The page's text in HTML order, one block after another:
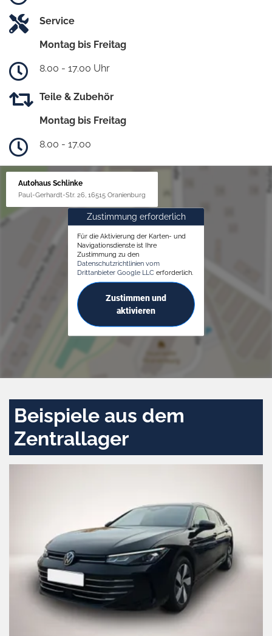
Service
Montag bis Freitag
8.00 - 17.00 Uhr
Teile & Zubehör
Montag bis Freitag
8.00 - 17.00
Autohaus Schlinke
Paul-Gerhardt-Str. 26, 16515 Oranienburg
Zustimmung erforderlich
Für die Aktivierung der Karten- und
Navigationsdienste ist Ihre
Zustimmung zu den
Datenschutzrichtlinien vom
Drittanbieter Google LLC erforderlich.
Zustimmen und
aktivieren
Beispiele aus dem
Zentrallager